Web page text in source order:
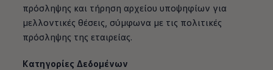
πρόσληψης και τήρηση αρχείου υποψηφίων για
μελλοντικές θέσεις, σύμφωνα με τις πολιτικές
πρόσληψης της εταιρείας.
Κατηγορίες Δεδομένων